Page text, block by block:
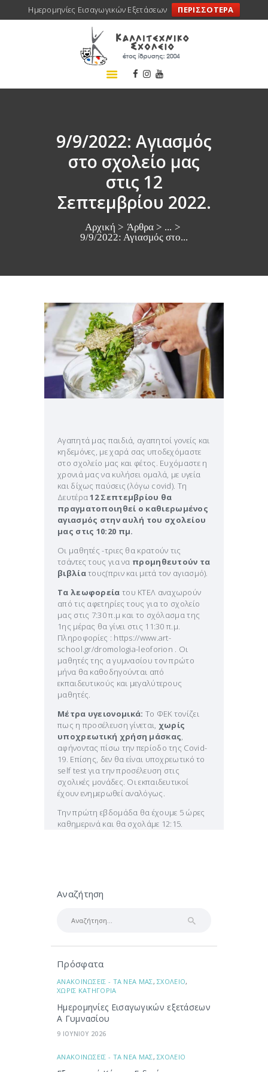
Ημερομηνίες Εισαγωγικών Εξετάσεων ΠΕΡΙΣΣΟΤΕΡΑ
9/9/2022: Αγιασμός
στο σχολείο μας
στις 12
Σεπτεμβρίου 2022.
Αρχική Άρθρα
...
9/9/2022: Αγιασμός στο...
ΑΡΧΙΚΗ
ΠΡΟΓΡΑΜΜΑΤΑ
ΜΕΤΑΚΙΝΗΣΕΙΣ
ΕΠΙΚΟΙΝΩΝΙΑ
Αγαπητά μας παιδιά, αγαπητοί γονείς και
κηδεμόνες, με χαρά σας υποδεχόμαστε
στο σχολείο μας και φέτος. Ευχόμαστε η
χρονιά μας να κυλήσει ομαλά, με υγεία
και δίχως παύσεις (λόγω covid). Τη
Δευτέρα12 Σεπτεμβρίου θα
πραγματοποιηθεί ο καθιερωμένος
αγιασμός στην αυλή του σχολείου
μας στις 10:20 πμ.
Οι μαθητές -τριες θα κρατούν τις
τσάντες τους για να προμηθευτούν τα
βιβλίατους(πριν και μετά τον αγιασμό).
Τα λεωφορεία του ΚΤΕΛ αναχωρούν
από τις αφετηρίες τους για το σχολείο
μας στις 7:30 π.μ και το σχόλασμα της
1ης μέρας θα γίνει στις 11:30 π.μ.
Πληροφορίες : https://www.art-
school.gr/dromologia-leoforion . Οι
μαθητές της α γυμνασίου τον πρώτο
μήνα θα καθοδηγούνται από
εκπαιδευτικούς και μεγαλύτερους
μαθητές.
Μέτρα υγειονομικά: Το ΦΕΚ τονίζει
πως η προσέλευση γίνεται, χωρίς
υποχρεωτική χρήση μάσκας,
αφήνοντας πίσω την περίοδο της Covid-
19. Επίσης, δεν θα είναι υποχρεωτικό το
self test για την προσέλευση στις
σχολικές μονάδες. Οι εκπαιδευτικοί
έχουν ενημερωθεί αναλόγως.
Την πρώτη εβδομάδα θα έχουμε 5 ώρες
καθημερινά και θα σχολάμε 12:15.
Αναζήτηση
Πρόσφατα
ΑΝΑΚΟΙΝΩΣΕΙΣ - ΤΑ ΝΕΑ ΜΑΣ,ΣΧΟΛΕΙΟ,
ΧΩΡΙΣ ΚΑΤΗΓΟΡΙΑ
Ημερομηνίες Εισαγωγικών εξετάσεων
Α Γυμνασίου
9 ΙΟΥΝΙΟΥ 2026
ΑΝΑΚΟΙΝΩΣΕΙΣ - ΤΑ ΝΕΑ ΜΑΣ,ΣΧΟΛΕΙΟ